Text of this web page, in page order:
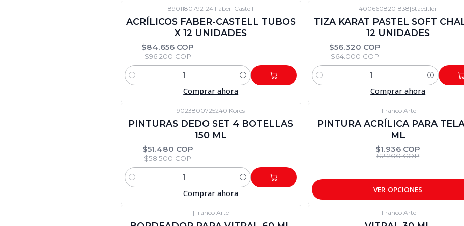
-12%DTO
8901180792124|Faber-Castell
ACRÍLICOS FABER-CASTELL TUBOS
X 12 UNIDADES
$84.656 COP
$96.200 COP
Cantidad
Comprar ahora
4006608201838|Staedtler
TIZA KARAT PASTEL SOFT
12 UNIDADES
$56.320 COP
$64.000 COP
Cantidad
Comprar ahora
9023800725240|Kores
PINTURAS DEDO SET 4 BOTELLAS
150 ML
$51.480 COP
$58.500 COP
Cantidad
Comprar ahora
|Franco Arte
PINTURA ACRÍLICA PARA
ML
$1.936 COP
$2.200 COP
VER OPCIONES
|Franco Arte |Franco Arte